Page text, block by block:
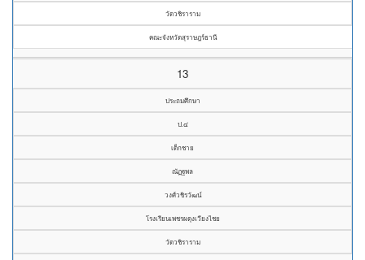
วัดวชิราราม
คณะจังหวัดสุราษฎร์ธานี
13
ประถมศึกษา
ป.๔
เด็กชาย
ณัฏฐพล
วงศ์วชิรวัฒน์
โรงเรียนเพชรผดุงเวียงไชย
วัดวชิราราม